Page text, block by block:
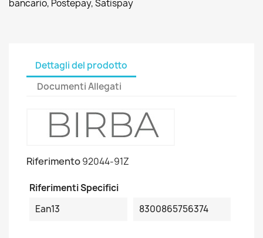
bancario, Postepay, Satispay
Dettagli del prodotto
Documenti Allegati
Riferimento92044-91Z
Riferimenti Specifici
Ean13
8300865756374